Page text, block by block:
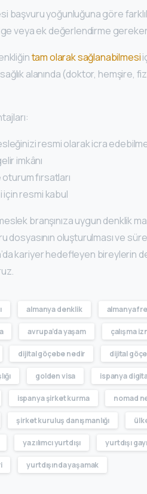
başvuru yoğunluğuna göre
veya ek değerlendirme
tam olarak sağlanabilmesi
alanında (doktor,
resmi olarak icra
imkânı
oturum fırsatları
için resmi kabul
branşınıza uygun denklik
dosyasının oluşturulması ve
kariyer hedefleyen bireylerin
almanya denklik almanya
avrupa’da yaşam çalışma
dijital göçebe nedir dijital
golden visa ispanya
ispanya şirket kurma nomad
şirket kuruluş danışmanlığı
yazılımcı yurtdışı yurtdışı
yurtdışında yaşamak